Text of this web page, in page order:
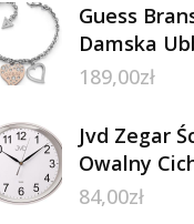
Guess
Damska
189,00zł
Jvd Zegar
Owalny
84,00zł